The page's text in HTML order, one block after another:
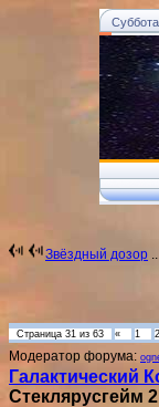
Звёздный дозор
Страница 31 из 63 « 1 2
Модератор форума:
Галактический
Стеклярусгейм 2